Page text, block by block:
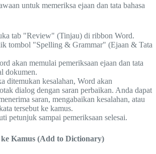
untuk memeriksa ejaan dan tata bahasa
tab "Review" (Tinjau) di ribbon Word.
tombol "Spelling & Grammar" (Ejaan & Tata
akan memulai pemeriksaan ejaan dan tata
dokumen.
ditemukan kesalahan, Word akan
dialog dengan saran perbaikan. Anda dapat
saran, mengabaikan kesalahan, atau
tersebut ke kamus.
petunjuk sampai pemeriksaan selesai.
Kamus (Add to Dictionary)